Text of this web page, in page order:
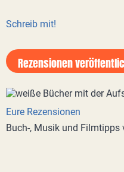
Schreib mit!
Rezensionen
Eure Rezensionen
Buch-, Musik und Filmtipps